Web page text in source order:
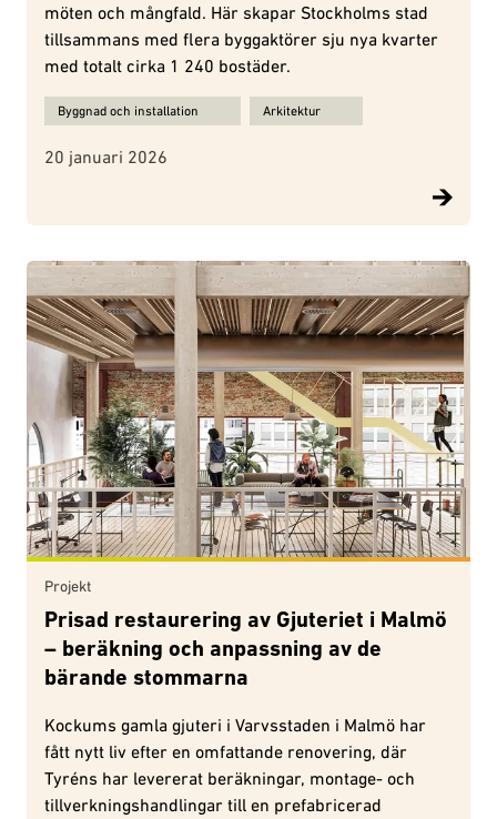
möten och mångfald. Här skapar Stockholms stad
tillsammans med flera byggaktörer sju nya kvarter
med totalt cirka 1 240 bostäder.
Ämnen för Kv Mangon - från bussdepå till bostadskvarter :
Byggnad och installation Arkitektur
20 januari 2026
Projekt
Prisad restaurering av Gjuteriet i Malmö
– beräkning och anpassning av de
bärande stommarna
Kockums gamla gjuteri i Varvsstaden i Malmö har
fått nytt liv efter en omfattande renovering, där
Tyréns har levererat beräkningar, montage- och
tillverkningshandlingar till en prefabricerad